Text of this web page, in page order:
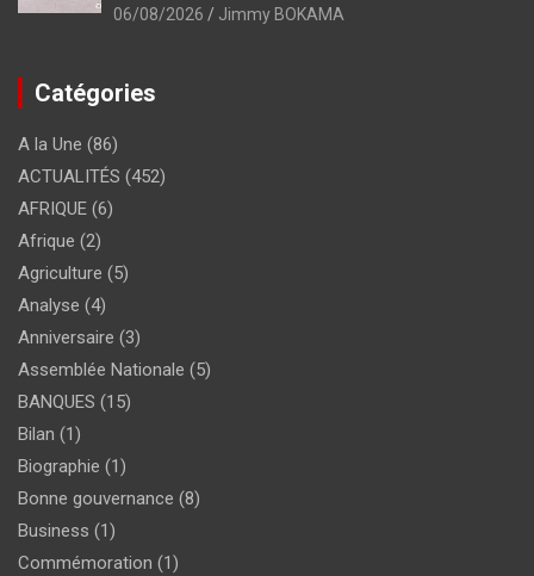
06/08/2026 Jimmy BOKAMA
Catégories
A la Une (86)
ACTUALITÉS (452)
AFRIQUE (6)
Afrique (2)
Agriculture (5)
Analyse (4)
Anniversaire (3)
Assemblée Nationale (5)
BANQUES (15)
Bilan (1)
Biographie (1)
Bonne gouvernance (8)
Business (1)
Commémoration (1)